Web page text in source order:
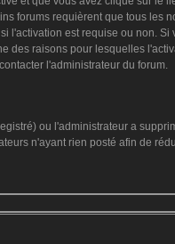
forums requièrent que tous les
l'activation est requise ou non. Si
des raisons pour lesquelles
l'administrateur du forum.
ou l'administrateur a
n'ayant rien posté afin de